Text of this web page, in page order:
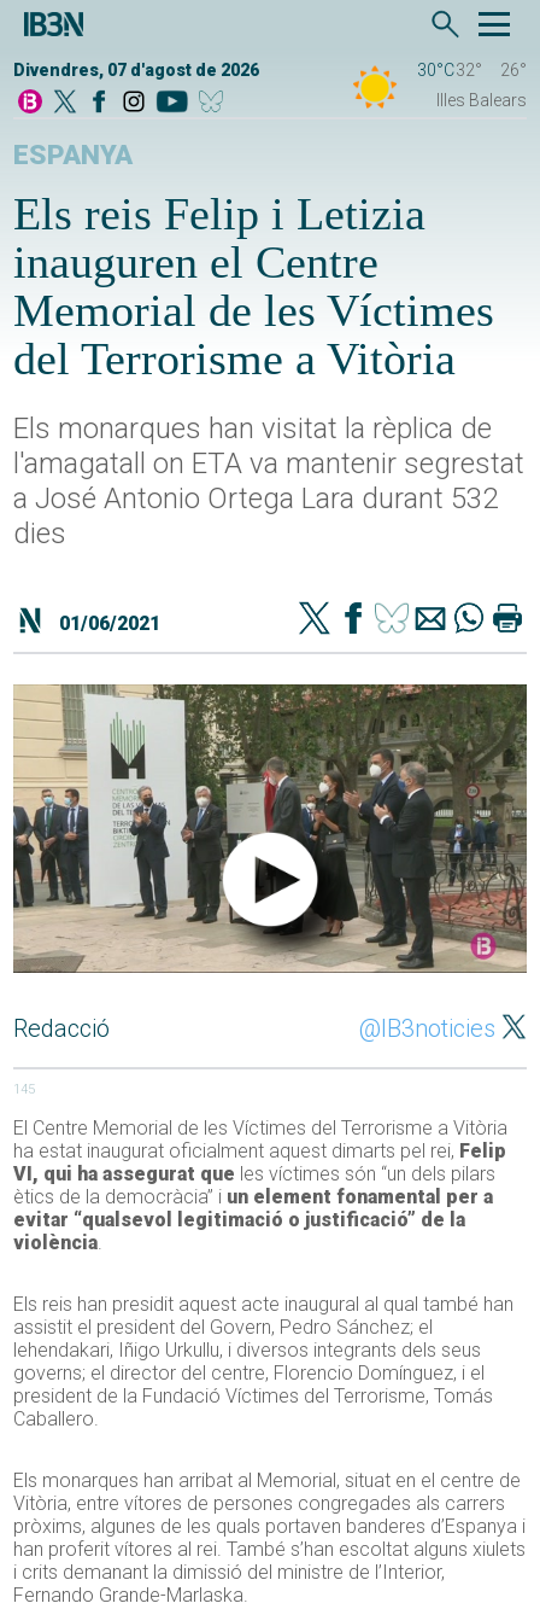
Divendres, 07 d'agost de 2026 30°C32°
26°
Illes Balears
ESPANYA
Els reis Felip i Letizia
inauguren el Centre
Memorial de les Víctimes
del Terrorisme a Vitòria
Els monarques han visitat la rèplica de
l'amagatall on ETA va mantenir segrestat
a José Antonio Ortega Lara durant 532
dies
01/06/2021
Redacció @IB3noticies
145
El Centre Memorial de les Víctimes del Terrorisme a Vitòria
ha estat inaugurat oficialment aquest dimarts pel rei, Felip
VI, qui ha assegurat que les víctimes són “un dels pilars
ètics de la democràcia” i un element fonamental per a
evitar “qualsevol legitimació o justificació” de la
violència.
Els reis han presidit aquest acte inaugural al qual també han
assistit el president del Govern, Pedro Sánchez; el
lehendakari, Iñigo Urkullu, i diversos integrants dels seus
governs; el director del centre, Florencio Domínguez, i el
president de la Fundació Víctimes del Terrorisme, Tomás
Caballero.
Els monarques han arribat al Memorial, situat en el centre de
Vitòria, entre vítores de persones congregades als carrers
pròxims, algunes de les quals portaven banderes d’Espanya i
han proferit vítores al rei. També s’han escoltat alguns xiulets
i crits demanant la dimissió del ministre de l’Interior,
Fernando Grande-Marlaska.